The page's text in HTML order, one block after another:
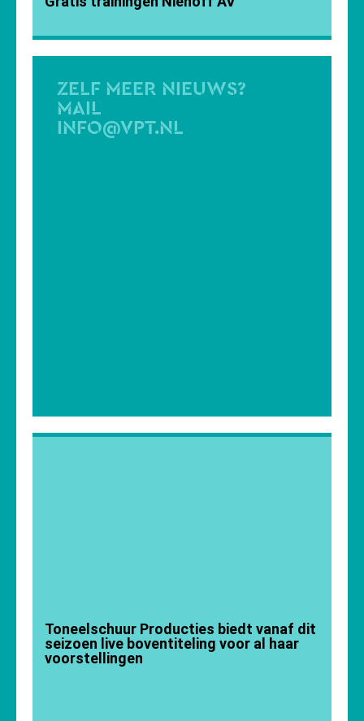
ZELF MEER NIEUWS?
MAIL
INFO@VPT.NL
Toneelschuur Producties biedt vanaf dit
seizoen live boventiteling voor al haar
voorstellingen